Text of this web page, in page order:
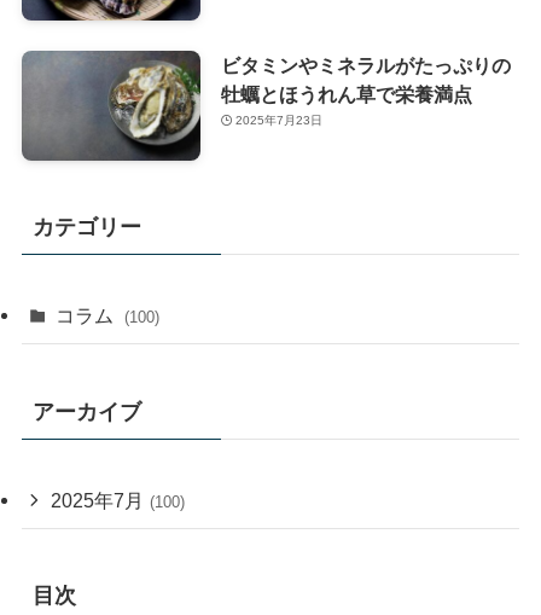
ビタミンやミネラルがたっぷりの
牡蠣とほうれん草で栄養満点
2025年7月23日
カテゴリー
コラム (100)
アーカイブ
2025年7月 (100)
目次